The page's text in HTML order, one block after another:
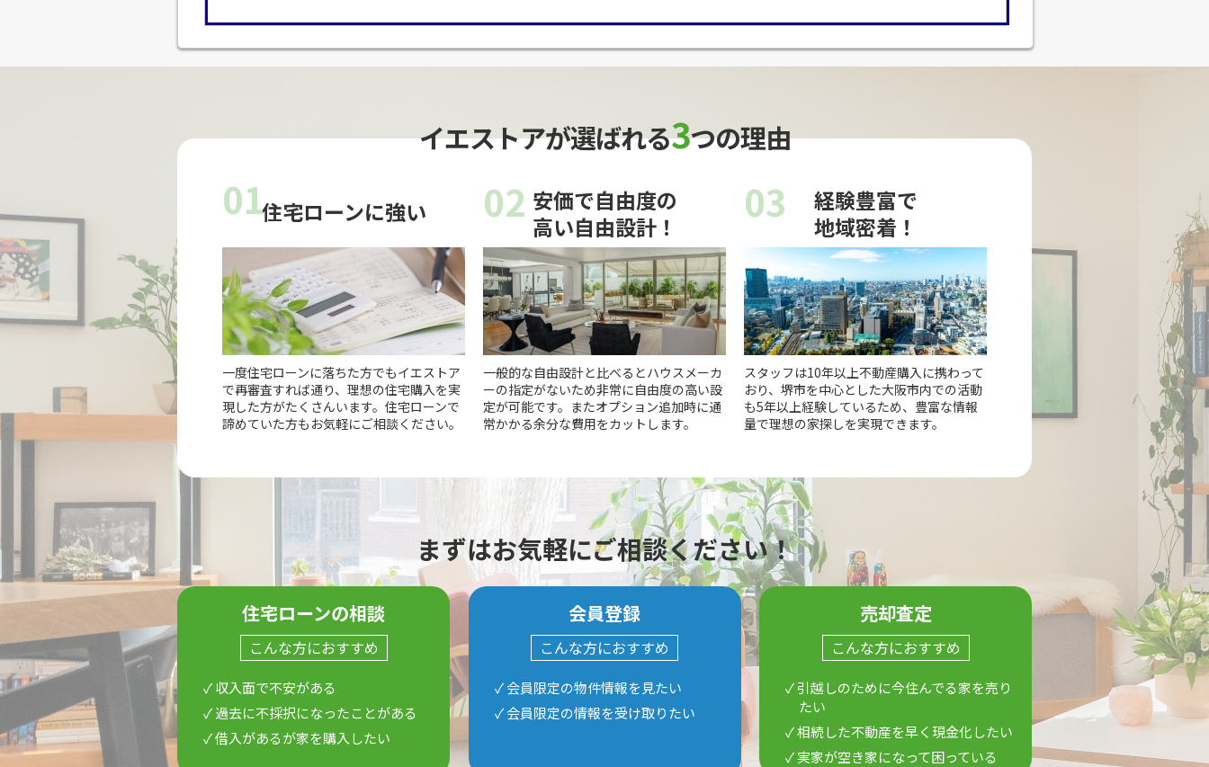
イエストアが選ばれる3つの理由
01住宅ローンに強い
一度住宅ローンに落ちた方でもイエストア
で再審査すれば通り、理想の住宅購入を実
現した方がたくさんいます。住宅ローンで
諦めていた方もお気軽にご相談ください。
02 安価で自由度の
高い自由設計！
一般的な自由設計と比べるとハウスメーカ
ーの指定がないため非常に自由度の高い設
定が可能です。またオプション追加時に通
常かかる余分な費用をカットします。
03
経験豊富で
地域密着！
スタッフは10年以上不動産購入に携わって
おり、堺市を中心とした大阪市内での活動
も5年以上経験しているため、豊富な情報
量で理想の家探しを実現できます。
まずはお気軽にご相談ください！
住宅ローンの相談
こんな方におすすめ
✓ 収入面で不安がある
✓ 過去に不採択になったことがある
✓ 借入があるが家を購入したい
会員登録
こんな方におすすめ
✓ 会員限定の物件情報を見たい
✓ 会員限定の情報を受け取りたい
売却査定
こんな方におすすめ
✓ 引越しのために今住んでる家を売り
たい
✓ 相続した不動産を早く現金化したい
✓ 実家が空き家になって困っている